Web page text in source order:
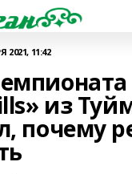
2021, 11:42
из
почему